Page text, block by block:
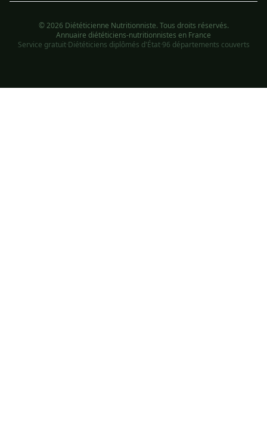
© 2026 Diététicienne Nutritionniste. Tous droits réservés.
Annuaire diététiciens-nutritionnistes en France
Service gratuit·Diététiciens diplômés d'État·96 départements couverts